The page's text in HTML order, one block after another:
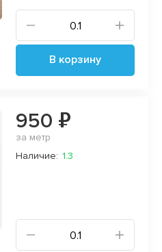
В корзину
950 ₽
за метр
Наличие: 1.3